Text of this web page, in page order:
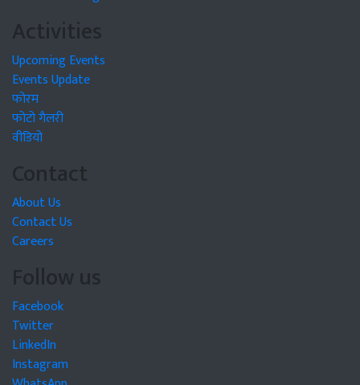
Activities
Upcoming Events
Events Update
फोरम
फोटो गैलरी
वीडियो
Contact
About Us
Contact Us
Careers
Follow us
Facebook
Twitter
LinkedIn
Instagram